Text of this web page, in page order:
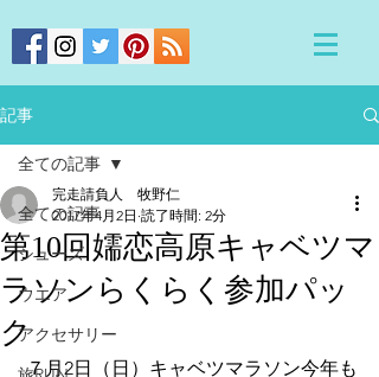
記事
全ての記事
シューズ
ウエア
アクセサリー
全ての記事
第10回嬬恋高原キャベツマ
ラソンらくらく参加パッ
ク
完走請負人 牧野仁
2017年4月2日 読了時間: 2分
７月2日（日）キャベツマラソン今年も